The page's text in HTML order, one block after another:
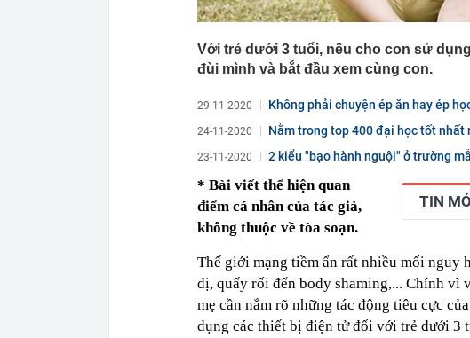
Với trẻ dưới 3 tuổi, nếu cho con sử
đùi mình và bắt đầu xem cùng con.
29-11-2020
Không phải chuyện ép ăn hay ép
24-11-2020 Nằm trong top 400 đại học tốt nhất
23-11-2020 2 kiểu "bạo hành nguội" ở trường
TIN
* Bài viết thể hiện quan
điểm cá nhân của tác giả,
không thuộc về tòa soạn.
Thế giới mạng tiềm ẩn rất nhiều mối
dị, quấy rối đến body shaming,... Chính vì
mẹ cần nắm rõ những tác động tiêu cực
dụng các thiết bị điện tử đối với trẻ dưới 3